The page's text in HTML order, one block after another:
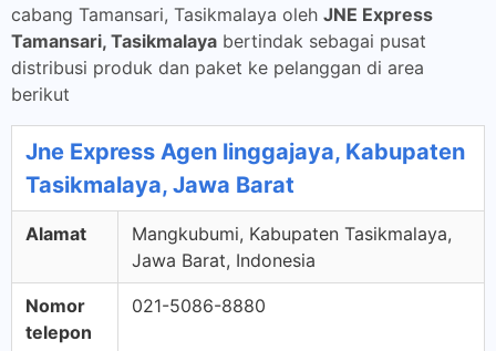
cabang Tamansari, Tasikmalaya oleh JNE Express
Tamansari, Tasikmalaya bertindak sebagai pusat
distribusi produk dan paket ke pelanggan di area
berikut
Jne Express Agen linggajaya, Kabupaten
Tasikmalaya, Jawa Barat
Alamat
Mangkubumi, Kabupaten Tasikmalaya,
Jawa Barat, Indonesia
Nomor
telepon
021-5086-8880